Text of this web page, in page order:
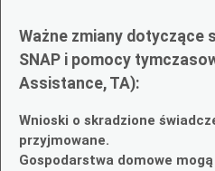
Ważne zmiany dotyczące
SNAP i pomocy
Assistance, TA):
Wnioski o skradzione
przyjmowane.
Gospodarstwa domowe